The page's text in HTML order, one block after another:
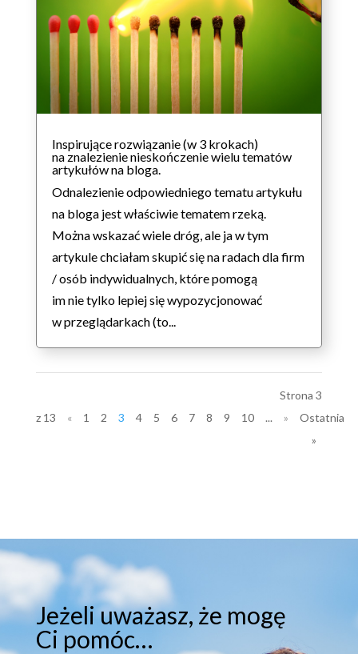
Inspirujące rozwiązanie (w 3 krokach)
na znalezienie nieskończenie wielu tematów
artykułów na bloga.
Odnalezienie odpowiedniego tematu artykułu
na bloga jest właściwie tematem rzeką.
Można wskazać wiele dróg, ale ja w tym
artykule chciałam skupić się na radach dla firm
/ osób indywidualnych, które pomogą
im nie tylko lepiej się wypozycjonować
w przeglądarkach (to...
Strona 3
z 13
« 1 2 3 4 5 6 7 8 9 10 ... »
Ostatnia
»
Jeżeli uważasz, że mogę
Ci pomóc…